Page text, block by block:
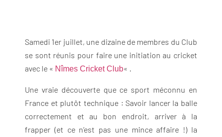
Samedi 1er juillet, une dizaine de membres du Club
se sont réunis pour faire une initiation au cricket
avec le « Nîmes Cricket Club« .
Une vraie découverte que ce sport méconnu en
France et plutôt technique : Savoir lancer la balle
correctement et au bon endroit, arriver à la
frapper (et ce n’est pas une mince affaire !) la